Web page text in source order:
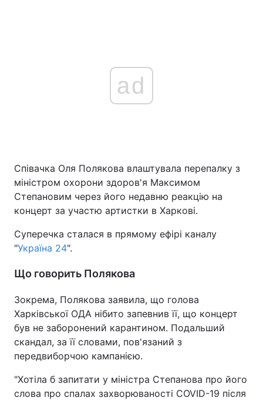
ad
Співачка Оля Полякова влаштувала перепалку з
міністром охорони здоров'я Максимом
Степановим через його недавню реакцію на
концерт за участю артистки в Харкові.
Суперечка сталася в прямому ефірі каналу
"Україна 24".
Що говорить Полякова
Зокрема, Полякова заявила, що голова
Харківської ОДА нібито запевнив її, що концерт
був не заборонений карантином. Подальший
скандал, за її словами, пов'язаний з
передвиборчою кампанією.
"Хотіла б запитати у міністра Степанова про його
слова про спалах захворюваності COVID-19 після